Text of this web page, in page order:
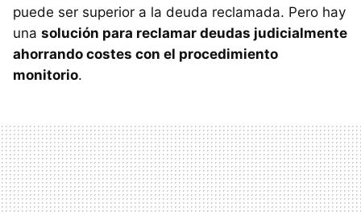
puede ser superior a la deuda reclamada. Pero hay
una solución para reclamar deudas judicialmente
ahorrando costes con el procedimiento
monitorio.